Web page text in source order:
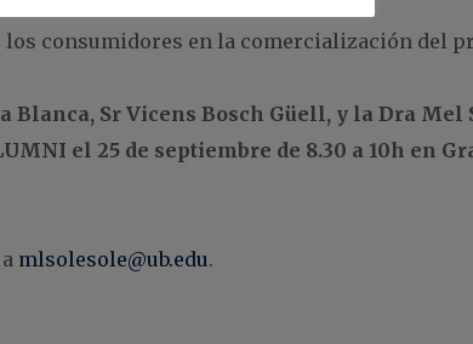
consumidores en la comercialización del
Sr Vicens Bosch Güell, y la Dra Mel
el 25 de septiembre de 8.30 a 10h en
mlsolesole@ub.edu.